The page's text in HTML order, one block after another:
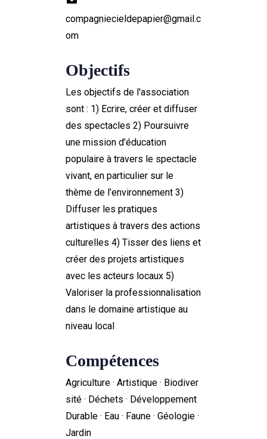
compagniecieldepapier@gmail.c
om
Objectifs
Les objectifs de l'association
sont : 1) Ecrire, créer et diffuser
des spectacles 2) Poursuivre
une mission d’éducation
populaire à travers le spectacle
vivant, en particulier sur le
thème de l’environnement 3)
Diffuser les pratiques
artistiques à travers des actions
culturelles 4) Tisser des liens et
créer des projets artistiques
avec les acteurs locaux 5)
Valoriser la professionnalisation
dans le domaine artistique au
niveau local
Compétences
Agriculture · Artistique · Biodiver
sité · Déchets · Développement
Durable · Eau · Faune · Géologie ·
Jardin